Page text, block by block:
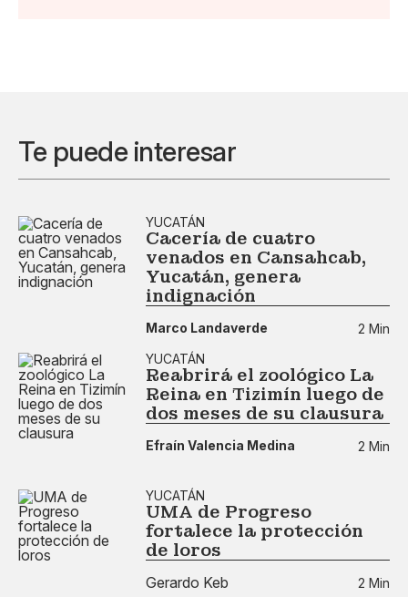
Te puede interesar
YUCATÁN
Cacería de cuatro
venados en Cansahcab,
Yucatán, genera
indignación
Marco Landaverde
2 Min
YUCATÁN
Reabrirá el zoológico La
Reina en Tizimín luego de
dos meses de su clausura
Efraín Valencia Medina 2 Min
YUCATÁN
UMA de Progreso
fortalece la protección
de loros
Gerardo Keb 2 Min